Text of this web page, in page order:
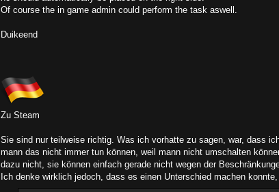
Of course the in game admin could perform the task aswell.
Duikeend
Zu Steam
Sie sind nur teilweise richtig. Was ich vorhatte zu sagen, war, dass
mann das nicht immer tun können, weil mann nicht umschalten
dazu nicht, sie können einfach gerade nicht wegen der
Ich denke wirklich jedoch, dass es einen Unterschied machen